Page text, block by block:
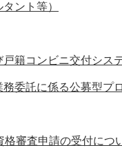
ント等）
籍コンビニ交付シ
委託に係る公募型プ
審査申請の受付につ